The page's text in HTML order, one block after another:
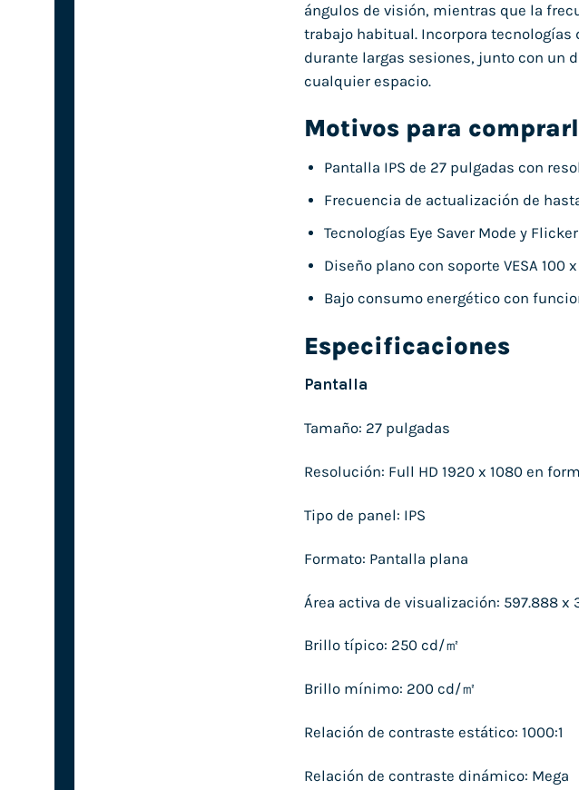
ángulos de visión, mientras que la
trabajo habitual. Incorpora tecnologías
durante largas sesiones, junto con un
cualquier espacio.
Motivos para
Pantalla IPS de 27 pulgadas con
Frecuencia de actualización de
Tecnologías Eye Saver Mode y
Diseño plano con soporte VESA
Bajo consumo energético con
Especificaciones
Pantalla
Tamaño: 27 pulgadas
Resolución: Full HD 1920 x 1080 en
Tipo de panel: IPS
Formato: Pantalla plana
Área activa de visualización: 597.888 x
Brillo típico: 250 cd/㎡
Brillo mínimo: 200 cd/㎡
Relación de contraste estático: 1000:1
Relación de contraste dinámico: Mega